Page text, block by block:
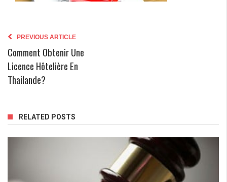
PREVIOUS ARTICLE
Comment Obtenir Une
Licence Hôtelière En
Thailande?
RELATED POSTS